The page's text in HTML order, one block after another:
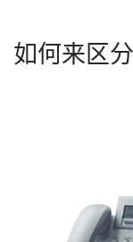
如何来区